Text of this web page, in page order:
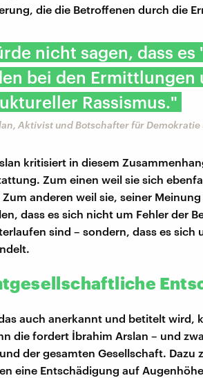
die die Betroffenen durch die
nicht sagen, dass
bei den Ermittlungen
Rassismus."
Aktivist und Botschafter für Demokratie
kritisiert in diesem
Zum einen weil sie sich
anderen weil sie, seiner
dass es sich nicht um Fehler der
sind – sondern, dass es sich
auch anerkannt und betitelt wird,
die fordert İbrahim Arslan – und
der gesamten Gesellschaft. Dazu
eine Entschädigung auf